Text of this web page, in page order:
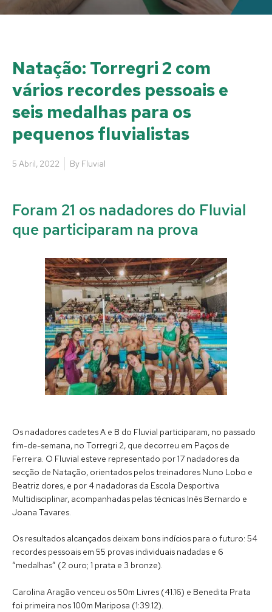
Natação: Torregri 2 com
vários recordes pessoais e
seis medalhas para os
pequenos fluvialistas
5 Abril, 2022 By Fluvial
Foram 21 os nadadores do Fluvial
que participaram na prova
Os nadadores cadetes A e B do Fluvial participaram, no passado
fim-de-semana, no Torregri 2, que decorreu em Paços de
Ferreira. O Fluvial esteve representado por 17 nadadores da
secção de Natação, orientados pelos treinadores Nuno Lobo e
Beatriz dores, e por 4 nadadoras da Escola Desportiva
Multidisciplinar, acompanhadas pelas técnicas Inês Bernardo e
Joana Tavares.
Os resultados alcançados deixam bons indícios para o futuro: 54
recordes pessoais em 55 provas individuais nadadas e 6
“medalhas” (2 ouro; 1 prata e 3 bronze).
Carolina Aragão venceu os 50m Livres (41.16) e Benedita Prata
foi primeira nos 100m Mariposa (1:39.12).